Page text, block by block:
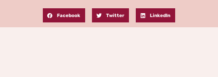
Facebook Twitter LinkedIn